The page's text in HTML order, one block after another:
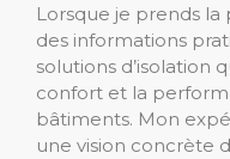
Lorsque je prends
des informations
solutions d’isolation
confort et la
bâtiments. Mon
une vision concrète